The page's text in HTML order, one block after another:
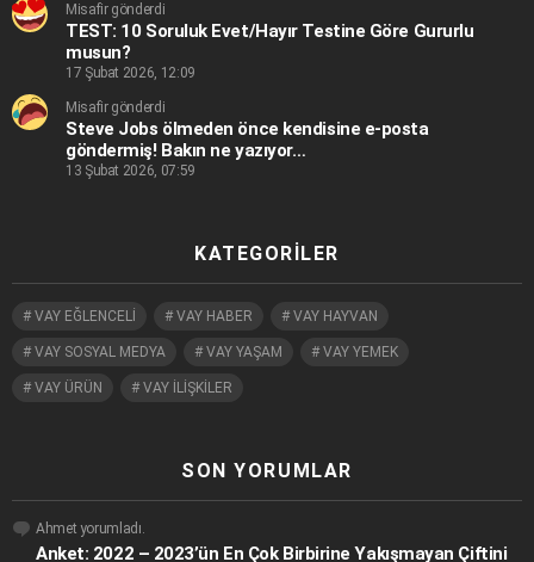
Misafir gönderdi
TEST: 10 Soruluk Evet/Hayır Testine Göre Gururlu
musun?
17 Şubat 2026, 12:09
Misafir gönderdi
Steve Jobs ölmeden önce kendisine e-posta
göndermiş! Bakın ne yazıyor…
13 Şubat 2026, 07:59
KATEGORILER
VAY EĞLENCELİ VAY HABER VAY HAYVAN
VAY SOSYAL MEDYA VAY YAŞAM VAY YEMEK
VAY ÜRÜN VAY İLİŞKİLER
SON YORUMLAR
Ahmet yorumladı.
Anket: 2022 – 2023’ün En Çok Birbirine Yakışmayan Çiftini